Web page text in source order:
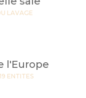
LAVAGE
l'Europe
ENTITES